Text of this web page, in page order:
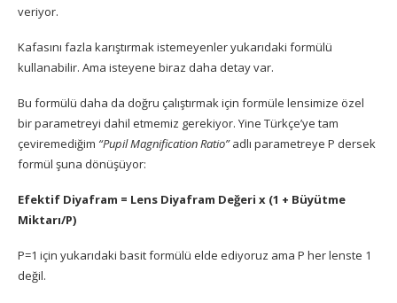
veriyor.
Kafasını fazla karıştırmak istemeyenler yukarıdaki formülü
kullanabilir. Ama isteyene biraz daha detay var.
Bu formülü daha da doğru çalıştırmak için formüle lensimize özel
bir parametreyi dahil etmemiz gerekiyor. Yine Türkçe’ye tam
çeviremediğim “Pupil Magnification Ratio”adlı parametreye P dersek
formül şuna dönüşüyor:
Efektif Diyafram = Lens Diyafram Değeri x (1 + Büyütme
Miktarı/P)
P=1 için yukarıdaki basit formülü elde ediyoruz ama P her lenste 1
değil.